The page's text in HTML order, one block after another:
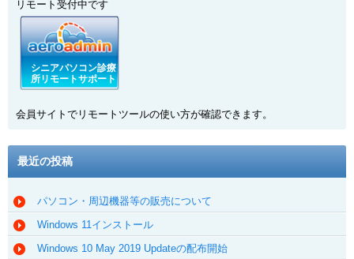
リモート受付中です
シニアパソコン診療
所リモートサポート
会員サイトでリモートツールの使い方が確認できます。
最近の投稿
パソコン・周辺機器等の販売について
Windows 11インストール
Windows 10 May 2019 Updateの配布開始